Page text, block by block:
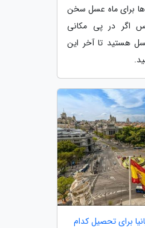
ها برای ماه عسل سخن
اگر در پی مکانی
هستید تا آخر این
برای تحصیل کدام